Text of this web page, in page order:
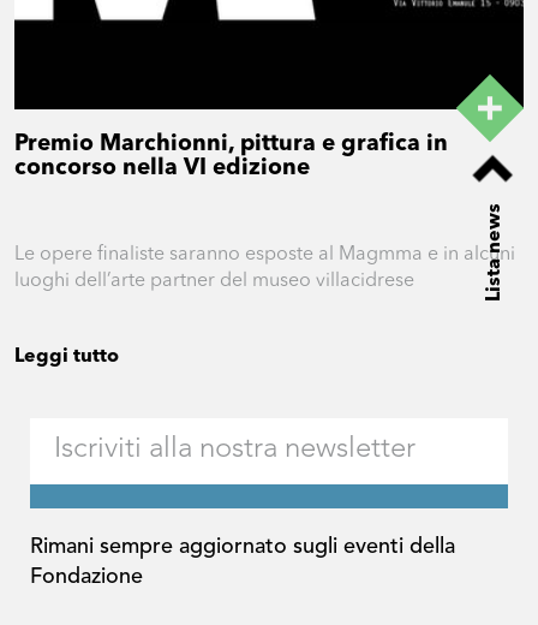
Premio Marchionni, pittura e grafica in
concorso nella VI edizione
Le opere finaliste saranno esposte al Magmma e in alcuni
luoghi dell’arte partner del museo villacidrese
Leggi tutto
Lista news
Rimani sempre aggiornato sugli eventi della
Fondazione